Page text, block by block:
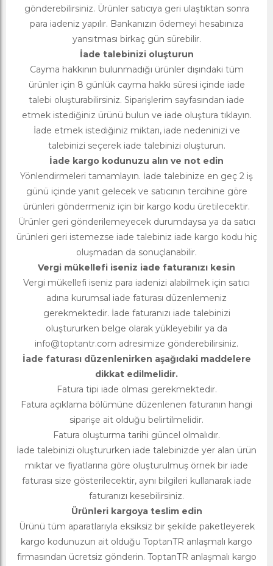
gönderebilirsiniz. Ürünler satıcıya geri ulaştıktan sonra
para iadeniz yapılır. Bankanızın ödemeyi hesabınıza
yansıtması birkaç gün sürebilir.
İade talebinizi oluşturun
Cayma hakkının bulunmadığı ürünler dışındaki tüm
ürünler için 8 günlük cayma hakkı süresi içinde iade
talebi oluşturabilirsiniz. Siparişlerim sayfasından iade
etmek istediğiniz ürünü bulun ve iade oluştura tıklayın.
İade etmek istediğiniz miktarı, iade nedeninizi ve
talebinizi seçerek iade talebinizi oluşturun.
İade kargo kodunuzu alın ve not edin
Yönlendirmeleri tamamlayın. İade talebinize en geç 2 iş
günü içinde yanıt gelecek ve satıcının tercihine göre
ürünleri göndermeniz için bir kargo kodu üretilecektir.
Ürünler geri gönderilemeyecek durumdaysa ya da satıcı
ürünleri geri istemezse iade talebiniz iade kargo kodu hiç
oluşmadan da sonuçlanabilir.
Vergi mükellefi iseniz iade faturanızı kesin
Vergi mükellefi iseniz para iadenizi alabilmek için satıcı
adına kurumsal iade faturası düzenlemeniz
gerekmektedir. İade faturanızı iade talebinizi
oluştururken belge olarak yükleyebilir ya da
info@toptantr.com adresimize gönderebilirsiniz.
İade faturası düzenlenirken aşağıdaki maddelere
dikkat edilmelidir.
Fatura tipi iade olması gerekmektedir.
Fatura açıklama bölümüne düzenlenen faturanın hangi
siparişe ait olduğu belirtilmelidir.
Fatura oluşturma tarihi güncel olmalıdır.
İade talebinizi oluştururken iade talebinizde yer alan ürün
miktar ve fiyatlarına göre oluşturulmuş örnek bir iade
faturası size gösterilecektir, aynı bilgileri kullanarak iade
faturanızı kesebilirsiniz.
Ürünleri kargoya teslim edin
Ürünü tüm aparatlarıyla eksiksiz bir şekilde paketleyerek
kargo kodunuzun ait olduğu ToptanTR anlaşmalı kargo
firmasından ücretsiz gönderin. ToptanTR anlaşmalı kargo